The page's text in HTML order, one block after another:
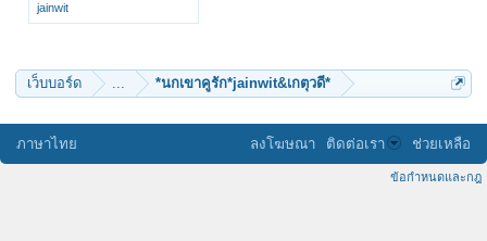
jainwit
เว็บบอร์ด ... *นกเขาคูรัก*jainwit&เกตุวดี*
ภาษาไทย ลงโฆษณา ติดต่อเรา ช่วยเหลือ
ข้อกำหนดและกฎ